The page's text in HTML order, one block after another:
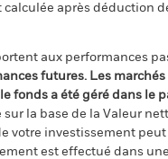
après déduction
aux performances
futures. Les
fonds a été géré dans le
la base de la Valeur
votre investissement
est effectué dans